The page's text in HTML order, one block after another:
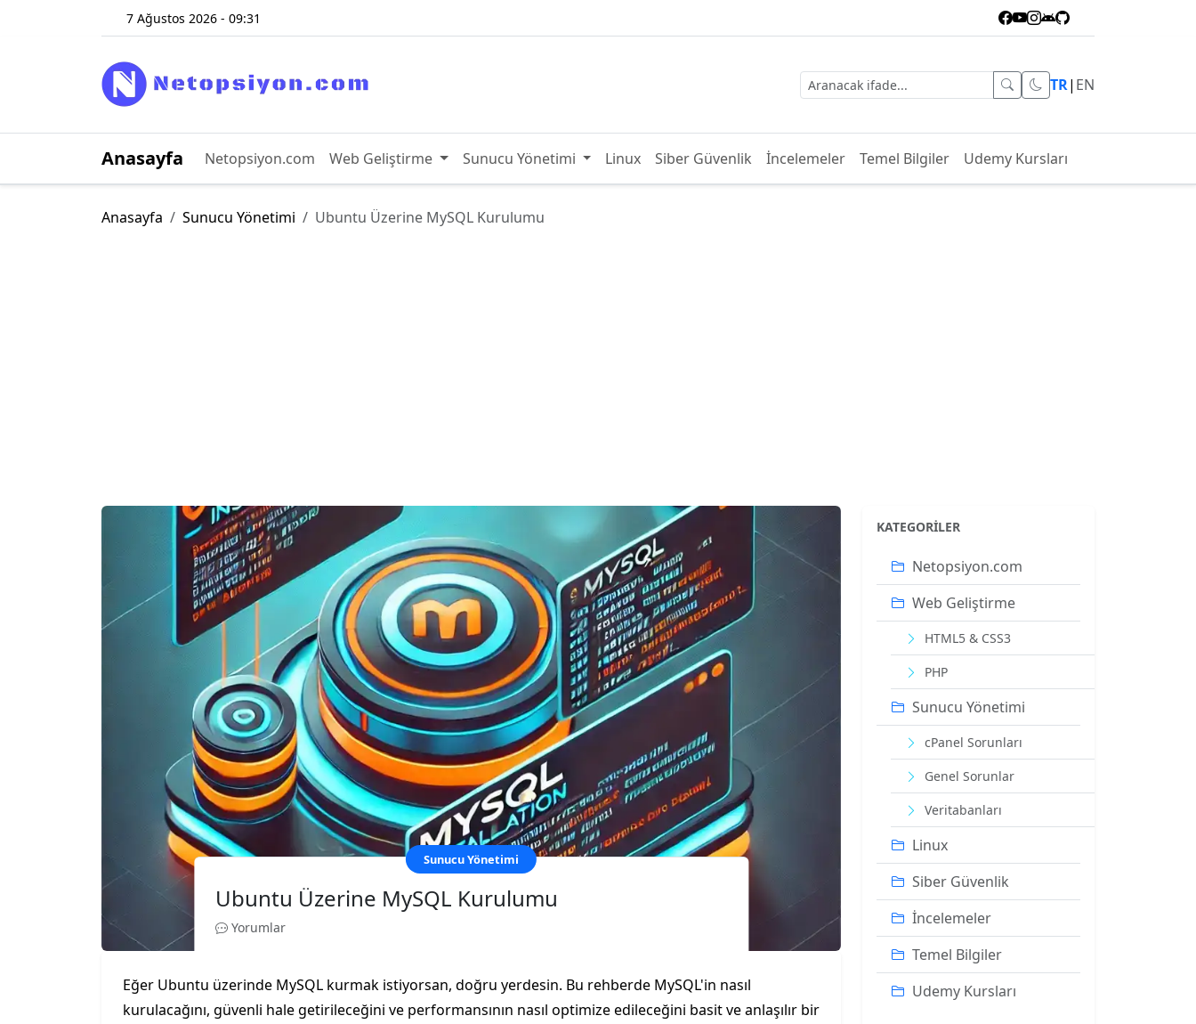
7 Ağustos 2026 - 09:31
TR| EN
Anasayfa Netopsiyon.com Web Geliştirme Sunucu Yönetimi Linux Siber Güvenlik İncelemeler Temel Bilgiler Udemy Kursları
Anasayfa Sunucu Yönetimi Ubuntu Üzerine MySQL Kurulumu
Sunucu Yönetimi
Ubuntu Üzerine MySQL Kurulumu
Yorumlar
Eğer Ubuntu üzerinde MySQL kurmak istiyorsan, doğru yerdesin. Bu rehberde MySQL'in nasıl
kurulacağını, güvenli hale getirileceğini ve performansının nasıl optimize edileceğini basit ve anlaşılır bir
KATEGORILER
Netopsiyon.com
Web Geliştirme
HTML5 & CSS3
PHP
Sunucu Yönetimi
cPanel Sorunları
Genel Sorunlar
Veritabanları
Linux
Siber Güvenlik
İncelemeler
Temel Bilgiler
Udemy Kursları